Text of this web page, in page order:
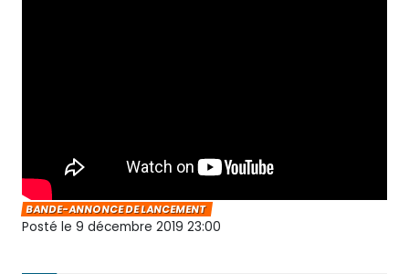
BANDE-ANNONCE DE LANCEMENT
Posté le 9 décembre 2019 23:00